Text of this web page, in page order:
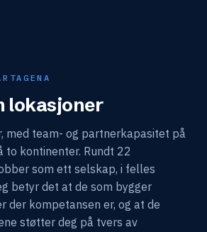
lokasjoner
med team- og partnerkapasitet på
to kontinenter. Rundt 22
som ett selskap, i felles
betyr det at de som bygger
der kompetansen er, og at de
støtter deg på tvers av